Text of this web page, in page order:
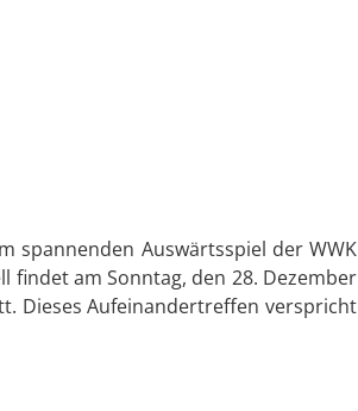
spannenden Auswärtsspiel der WWK
findet am Sonntag, den 28. Dezember
Dieses Aufeinandertreffen verspricht